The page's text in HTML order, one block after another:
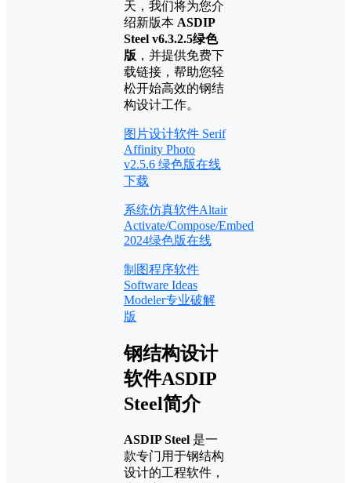
天，我们将为您介
绍新版本 ASDIP
Steel v6.3.2.5绿色
版 ，并提供免费下
载链接，帮助您轻
松开始高效的钢结
构设计工作。
图片设计软件 Serif
Affinity Photo
v2.5.6 绿色版在线
下载
系统仿真软件Altair
Activate/Compose/Embed
2024绿色版在线
制图程序软件
Software Ideas
Modeler专业破解
版
钢结构设计
软件ASDIP
Steel简介
ASDIP Steel 是一
款专门用于钢结构
设计的工程软件，